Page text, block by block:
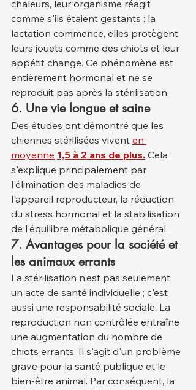
chaleurs, leur organisme réagit
comme s'ils étaient gestants : la
lactation commence, elles protègent
leurs jouets comme des chiots et leur
appétit change. Ce phénomène est
entièrement hormonal et ne se
reproduit pas après la stérilisation.
6. Une vie longue et saine
Des études ont démontré que les
chiennes stérilisées vivent en
moyenne 1,5 à 2 ans de plus. Cela
s'explique principalement par
l'élimination des maladies de
l'appareil reproducteur, la réduction
du stress hormonal et la stabilisation
de l'équilibre métabolique général.
7. Avantages pour la société et
les animaux errants
La stérilisation n'est pas seulement
un acte de santé individuelle ; c'est
aussi une responsabilité sociale. La
reproduction non contrôlée entraîne
une augmentation du nombre de
chiots errants. Il s'agit d'un problème
grave pour la santé publique et le
bien-être animal. Par conséquent, la